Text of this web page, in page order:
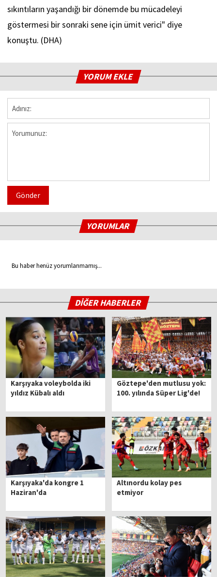
sıkıntıların yaşandığı bir dönemde bu mücadeleyi
göstermesi bir sonraki sene için ümit verici" diye
konuştu. (DHA)
YORUM EKLE
Gönder
YORUMLAR
Bu haber henüz yorumlanmamış...
DİĞER HABERLER
Karşıyaka voleybolda iki
yıldız Kübalı aldı
Göztepe'den mutlusu yok:
100. yılında Süper Lig'de!
Karşıyaka'da kongre 1
Haziran'da
Altınordu kolay pes
etmiyor